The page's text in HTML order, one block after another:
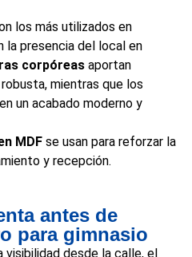
los más utilizados en
la presencia del local en
corpóreas aportan
mientras que los
un acabado moderno y
MDF se usan para reforzar la
y recepción.
antes de
para gimnasio
visibilidad desde la calle, el